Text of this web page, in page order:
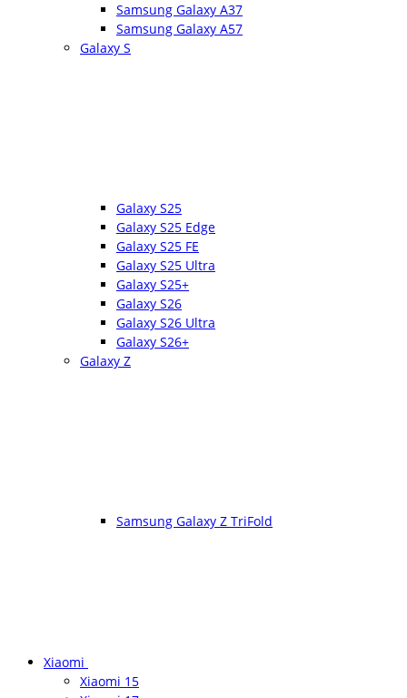
Samsung Galaxy A37
Samsung Galaxy A57
Galaxy S
Galaxy S25
Galaxy S25 Edge
Galaxy S25 FE
Galaxy S25 Ultra
Galaxy S25+
Galaxy S26
Galaxy S26 Ultra
Galaxy S26+
Galaxy Z
Samsung Galaxy Z TriFold
Xiaomi
Xiaomi 15